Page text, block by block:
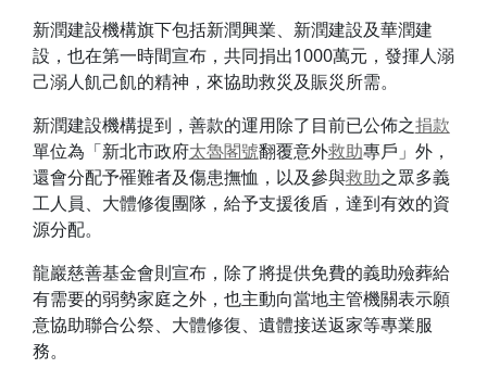
新潤建設機構旗下包括新潤興業、新潤建設及華潤建
設，也在第一時間宣布，共同捐出1000萬元，發揮人溺
己溺人飢己飢的精神，來協助救災及賑災所需。
新潤建設機構提到，善款的運用除了目前已公佈之捐款
單位為「新北市政府太魯閣號翻覆意外救助專戶」外，
還會分配予罹難者及傷患撫恤，以及參與救助之眾多義
工人員、大體修復團隊，給予支援後盾，達到有效的資
源分配。
龍巖慈善基金會則宣布，除了將提供免費的義助殮葬給
有需要的弱勢家庭之外，也主動向當地主管機關表示願
意協助聯合公祭、大體修復、遺體接送返家等專業服
務。